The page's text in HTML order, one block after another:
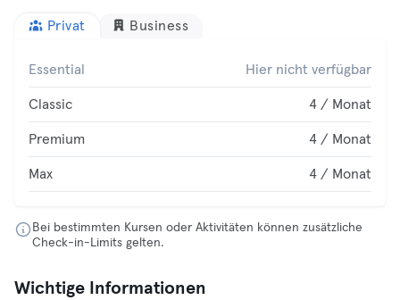
Privat Business
Essential Hier nicht verfügbar
Classic 4 / Monat
Premium 4 / Monat
Max 4 / Monat
Bei bestimmten Kursen oder Aktivitäten können zusätzliche
Check-in-Limits gelten.
Wichtige Informationen